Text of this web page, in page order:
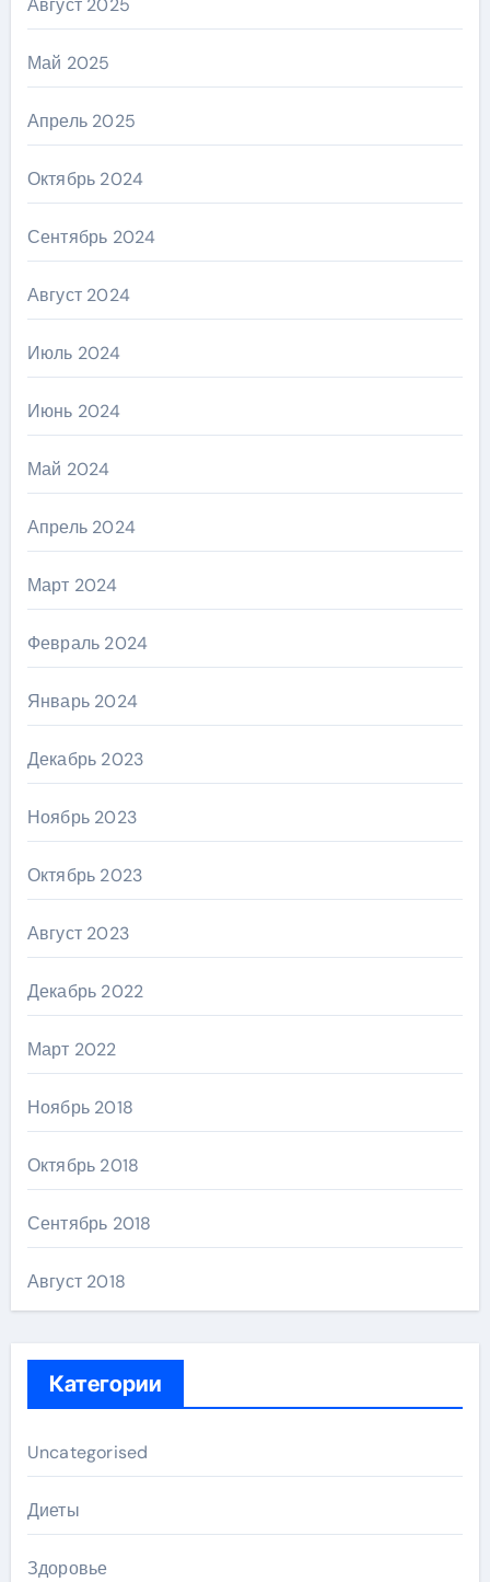
Август 2025
Май 2025
Апрель 2025
Октябрь 2024
Сентябрь 2024
Август 2024
Июль 2024
Июнь 2024
Май 2024
Апрель 2024
Март 2024
Февраль 2024
Январь 2024
Декабрь 2023
Ноябрь 2023
Октябрь 2023
Август 2023
Декабрь 2022
Март 2022
Ноябрь 2018
Октябрь 2018
Сентябрь 2018
Август 2018
Категории
Uncategorised
Диеты
Здоровье